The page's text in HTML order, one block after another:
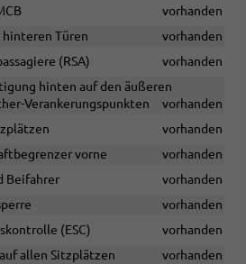
vorhanden
hinteren Türen
vorhanden
(RSA)
vorhanden
hinten auf den äußeren
Verankerungspunkten
vorhanden
vorhanden
vorne
vorhanden
Beifahrer
vorhanden
vorhanden
(ESC)
vorhanden
allen Sitzplätzen
vorhanden